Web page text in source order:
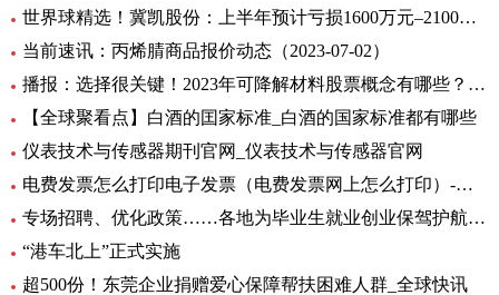
世界球精选！冀凯股份：上半年预计亏损1600万元–2100万元
当前速讯：丙烯腈商品报价动态（2023-07-02）
播报：选择很关键！2023年可降解材料股票概念有哪些？（7月2日）
【全球聚看点】白酒的囯家标准_白酒的国家标准都有哪些
仪表技术与传感器期刊官网_仪表技术与传感器官网
电费发票怎么打印电子发票（电费发票网上怎么打印）-环球报资讯
专场招聘、优化政策……各地为毕业生就业创业保驾护航 环球观天下
“港车北上”正式实施
超500份！东莞企业捐赠爱心保障帮扶困难人群_全球快讯